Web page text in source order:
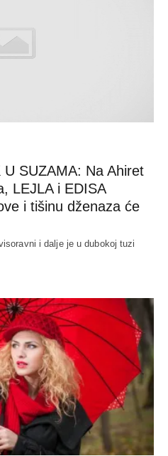
SUZAMA: Na Ahiret
LEJLA i EDISA
i tišinu dženaza će
i dalje je u dubokoj tuzi